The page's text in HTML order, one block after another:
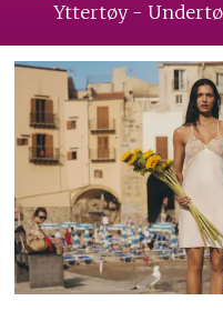
Yttertøy -